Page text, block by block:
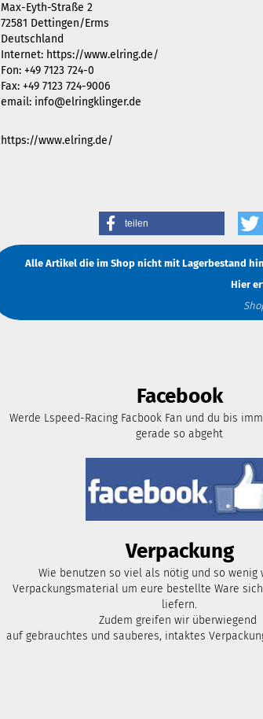
Max-Eyth-Straße 2
72581 Dettingen/Erms
Deutschland
Internet: https://www.elring.de/
Fon: +49 7123 724-0
Fax: +49 7123 724-9006
email: info@elringklinger.de
https://www.elring.de/
teilen
Alle Artikel die im Shop nicht mit Lagerbestand
Hier
Facebook
Werde Lspeed-Racing Facbook Fan und du bis
gerade so abgeht
Verpackung
Wie benutzen so viel als nötig und so wenig
Verpackungsmaterial um eure bestellte Ware
liefern.
Zudem greifen wir überwiegend
auf gebrauchtes und sauberes, intaktes